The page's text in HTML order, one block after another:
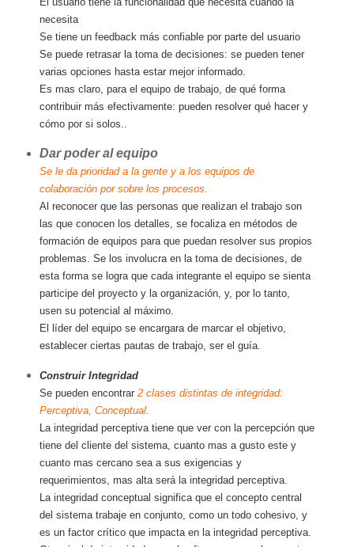
necesita
Se tiene un feedback más confiable por parte del usuario
Se puede retrasar la toma de decisiones: se pueden tener
varias opciones hasta estar mejor informado.
Es mas claro, para el equipo de trabajo, de qué forma
contribuir más efectivamente: pueden resolver qué hacer y
cómo por si solos..
Dar poder al equipo
Se le da prioridad a la gente y a los equipos de
colaboración por sobre los procesos.
Al reconocer que las personas que realizan el trabajo son
las que conocen los detalles, se focaliza en métodos de
formación de equipos para que puedan resolver sus propios
problemas. Se los involucra en la toma de decisiones, de
esta forma se logra que cada integrante el equipo se sienta
participe del proyecto y la organización, y, por lo tanto,
usen su potencial al máximo.
El líder del equipo se encargara de marcar el objetivo,
establecer ciertas pautas de trabajo, ser el guía.
Construir Integridad
Se pueden encontrar2 clases distintas de integridad:
Perceptiva, Conceptual.
La integridad perceptiva tiene que ver con la percepción que
tiene del cliente del sistema, cuanto mas a gusto este y
cuanto mas cercano sea a sus exigencias y
requerimientos, mas alta será la integridad perceptiva.
La integridad conceptual significa que el concepto central
del sistema trabaje en conjunto, como un todo cohesivo, y
es un factor crítico que impacta en la integridad perceptiva.